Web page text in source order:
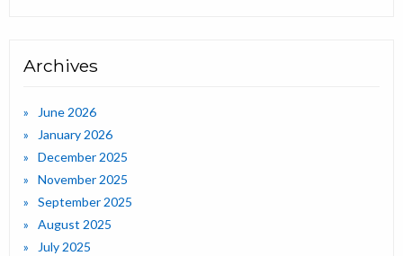
Archives
June 2026
January 2026
December 2025
November 2025
September 2025
August 2025
July 2025